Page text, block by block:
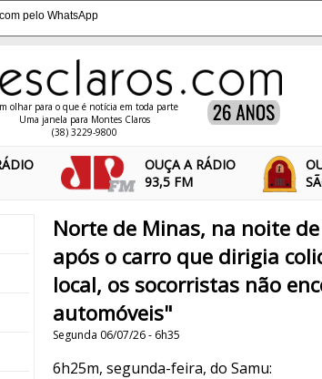
pelo WhatsApp
olhar para o que é notícia em toda parte
Uma janela para Montes Claros
(38) 3229-9800
OUÇA A RÁDIO
93,5 FM
Norte de Minas, na noite
após o carro que dirigia
local, os socorristas não
automóveis"
Segunda 06/07/26 - 6h35
6h25m, segunda-feira, do Samu: